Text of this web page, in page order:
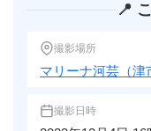
📍
撮影場所
マリーナ河芸（津
撮影日時